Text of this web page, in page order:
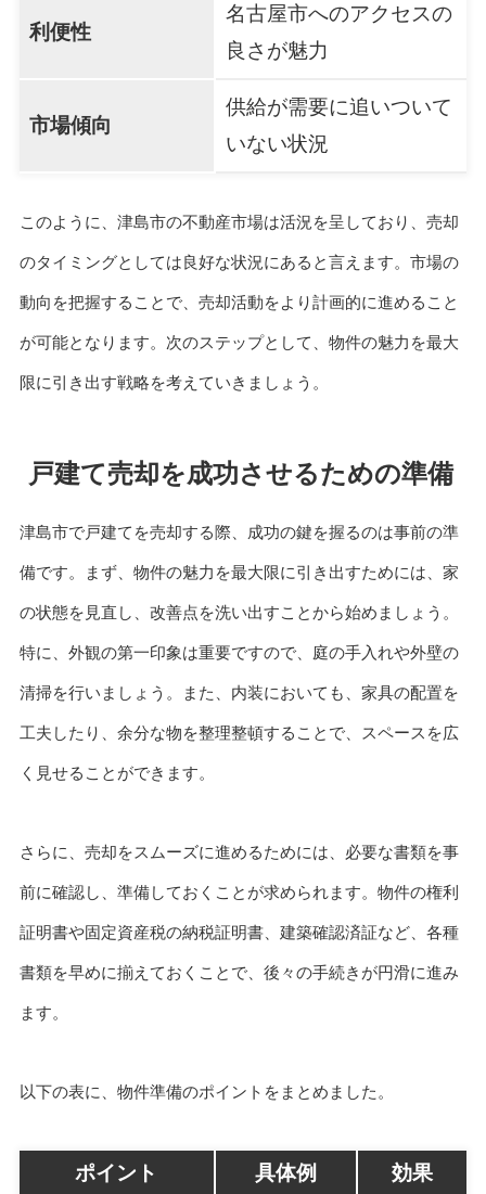
利便性
名古屋市へのアクセスの
良さが魅力
市場傾向
供給が需要に追いついて
いない状況
このように、津島市の不動産市場は活況を呈しており、売却
のタイミングとしては良好な状況にあると言えます。市場の
動向を把握することで、売却活動をより計画的に進めること
が可能となります。次のステップとして、物件の魅力を最大
限に引き出す戦略を考えていきましょう。
戸建て売却を成功させるための準備
津島市で戸建てを売却する際、成功の鍵を握るのは事前の準
備です。まず、物件の魅力を最大限に引き出すためには、家
の状態を見直し、改善点を洗い出すことから始めましょう。
特に、外観の第一印象は重要ですので、庭の手入れや外壁の
清掃を行いましょう。また、内装においても、家具の配置を
工夫したり、余分な物を整理整頓することで、スペースを広
く見せることができます。
さらに、売却をスムーズに進めるためには、必要な書類を事
前に確認し、準備しておくことが求められます。物件の権利
証明書や固定資産税の納税証明書、建築確認済証など、各種
書類を早めに揃えておくことで、後々の手続きが円滑に進み
ます。
以下の表に、物件準備のポイントをまとめました。
ポイント 具体例 効果